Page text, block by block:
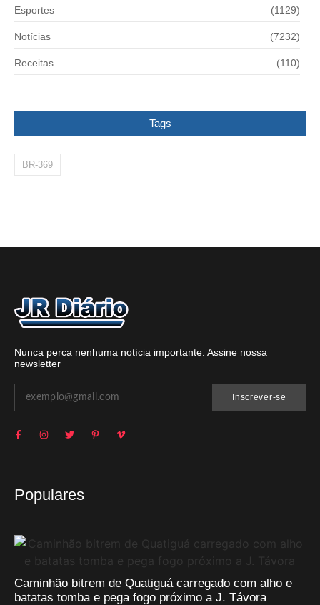
Esportes (1129)
Notícias (7232)
Receitas (110)
Tags
BR-369
Nunca perca nenhuma notícia importante. Assine nossa
newsletter
Inscrever-se
Populares
Caminhão bitrem de Quatiguá carregado com alho e
batatas tomba e pega fogo próximo a J. Távora